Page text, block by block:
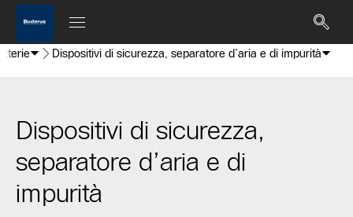
Dispositivi di sicurezza, separatore d’aria e di impurità
Dispositivi di sicurezza,
separatore d’aria e di
impurità